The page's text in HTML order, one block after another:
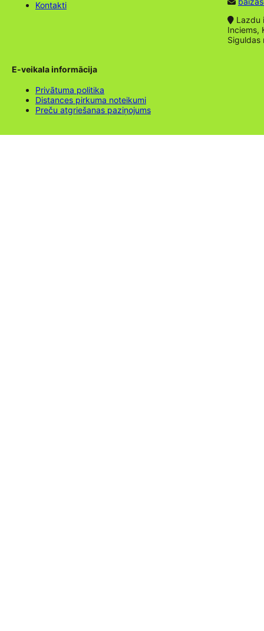
Kontakti
Lazdu
Inciems,
Siguldas
E-veikala informācija
Privātuma politika
Distances pirkuma noteikumi
Preču atgriešanas paziņojums